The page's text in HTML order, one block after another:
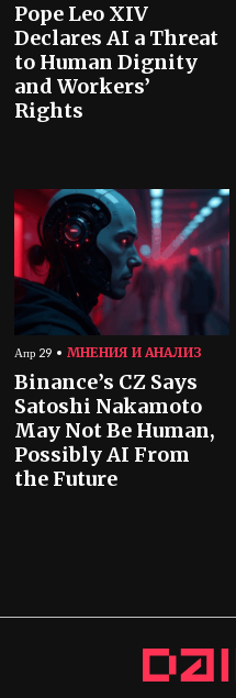
Pope Leo XIV
Declares AI a Threat
to Human Dignity
and Workers’
Rights
Апр 29 МНЕНИЯ И АНАЛИЗ
Binance’s CZ Says
Satoshi Nakamoto
May Not Be Human,
Possibly AI From
the Future